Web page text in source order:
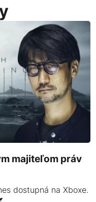
majiteľom práv
dostupná na Xboxe.